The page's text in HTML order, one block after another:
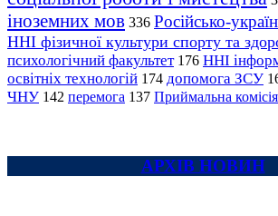
іноземних мов 336 Російсько-
ННІ фізичної культури спорту та
психологічний факультет 176 ННІ
освітніх технологій 174 допомога ЗСУ
ЧНУ 142 перемога 137 Приймальна
АРХІВ НОВИН